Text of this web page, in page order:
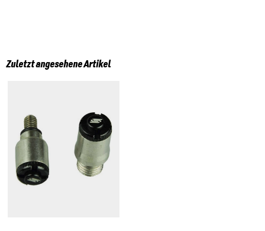
Zuletzt angesehene Artikel